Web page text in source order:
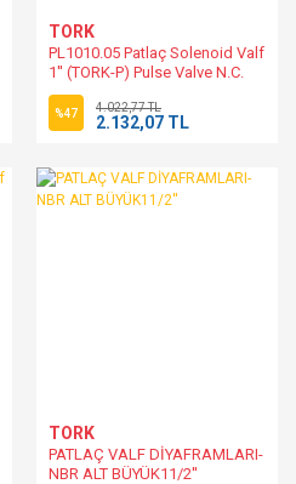
TORK
PL1010.05 Patlaç Solenoid Valf
1'' (TORK-P) Pulse Valve N.C.
%47 4.022,77 TL
2.132,07 TL
TORK
PATLAÇ VALF DİYAFRAMLARI-
NBR ALT BÜYÜK11/2''